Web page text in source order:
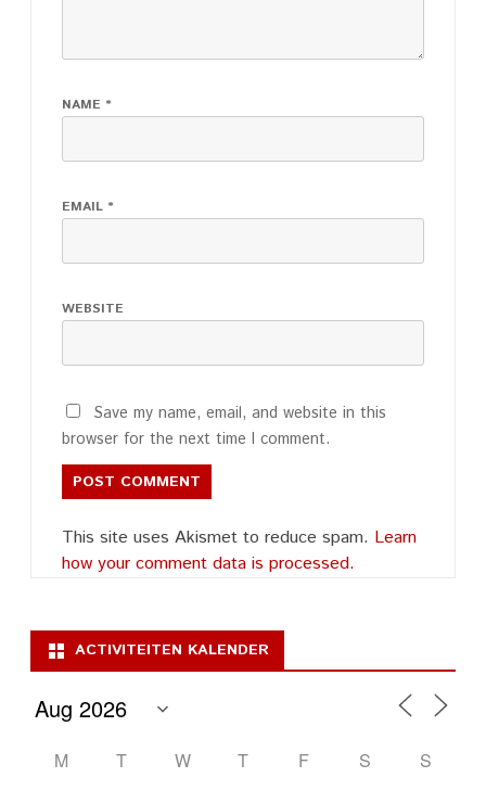
NAME *
EMAIL *
WEBSITE
Save my name, email, and website in this
browser for the next time I comment.
This site uses Akismet to reduce spam. Learn
how your comment data is processed.
ACTIVITEITEN KALENDER
M T W T F S
S